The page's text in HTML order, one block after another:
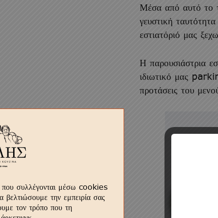
Μέσα από αυτό το
γευστική
εστιατόριό μας
Η παρουσιάστρια
ιδιωτικό μας
προτάσεις του
που συλλέγονται μέσω cookies
βελτιώσουμε την εμπειρία σας
τον τρόπο που τη